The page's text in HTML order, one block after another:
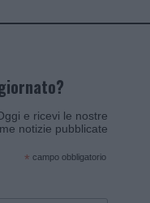
e ricevi le nostre
notizie pubblicate
* campo obbligatorio